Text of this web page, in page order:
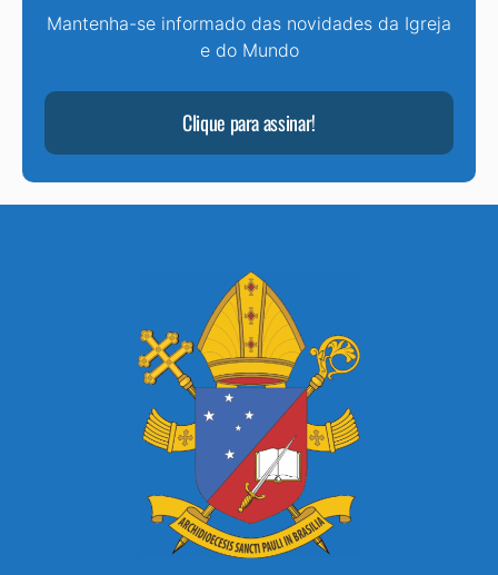
Mantenha-se informado das novidades da Igreja
e do Mundo
Clique para assinar!